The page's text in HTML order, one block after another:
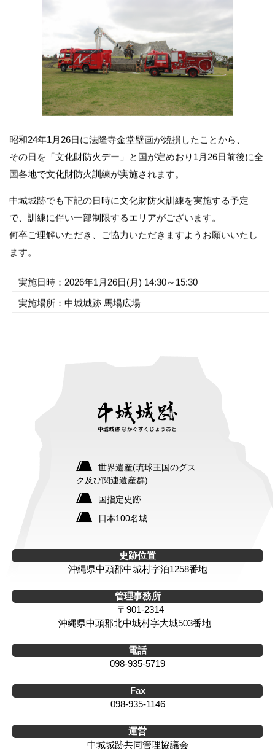
昭和24年1月26日に法隆寺金堂壁画が焼損したことから、
その日を「文化財防火デー」と国が定めおり1月26日前後に全
国各地で文化財防火訓練が実施されます。
中城城跡でも下記の日時に文化財防火訓練を実施する予定
で、訓練に伴い一部制限するエリアがございます。
何卒ご理解いただき、ご協力いただきますようお願いいたし
ます。
実施日時：2026年1月26日(月) 14:30～15:30
実施場所：中城城跡 馬場広場
世界遺産(琉球王国のグス
ク及び関連遺産群)
国指定史跡
日本100名城
史跡位置
沖縄県中頭郡中城村字泊1258番地
管理事務所
〒901-2314
沖縄県中頭郡北中城村字大城503番地
電話
098-935-5719
Fax
098-935-1146
運営
中城城跡共同管理協議会